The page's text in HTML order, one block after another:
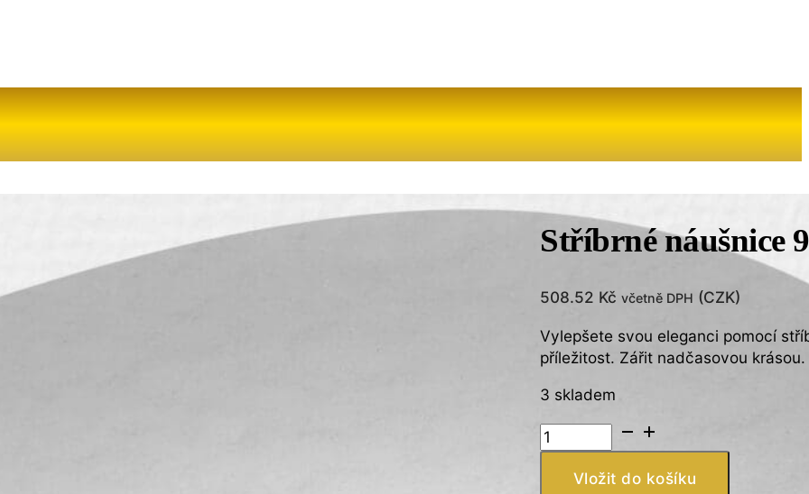
Stříbrné náušnice
508.52 Kč včetně DPH (CZK)
Vylepšete svou eleganci pomocí
příležitost. Zářit nadčasovou krásou.
3 skladem
Stříbrné
náušnice
Vložit do košíku